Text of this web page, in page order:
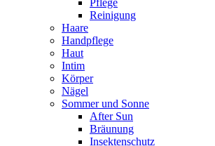
Reinigung
Haare
Handpflege
Haut
Intim
Körper
Nägel
Sommer und Sonne
After Sun
Bräunung
Insektenschutz